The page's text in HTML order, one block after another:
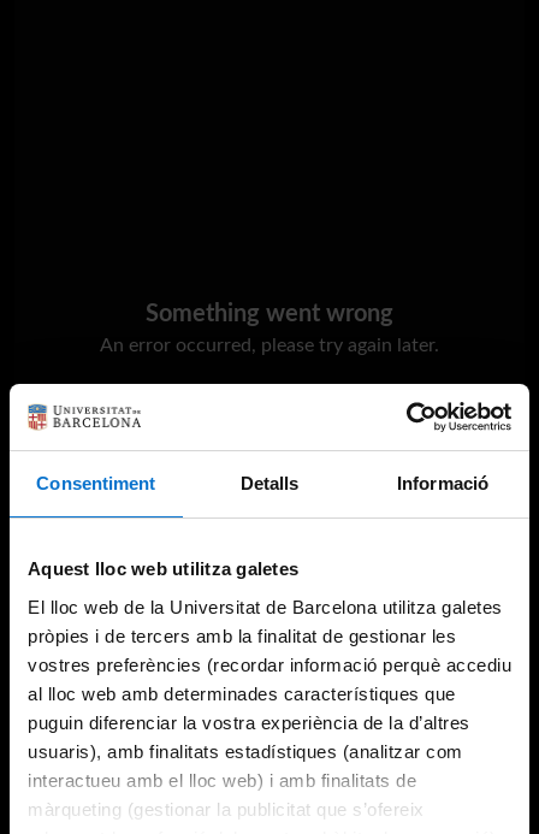
Consentiment Detalls Informació
Aquest lloc web utilitza galetes
El lloc web de la Universitat de Barcelona utilitza galetes
pròpies i de tercers amb la finalitat de gestionar les
vostres preferències (recordar informació perquè accediu
al lloc web amb determinades característiques que
puguin diferenciar la vostra experiència de la d’altres
usuaris), amb finalitats estadístiques (analitzar com
interactueu amb el lloc web) i amb finalitats de
màrqueting (gestionar la publicitat que s’ofereix
Something went wrong
An error occurred, please try again later.
Try again